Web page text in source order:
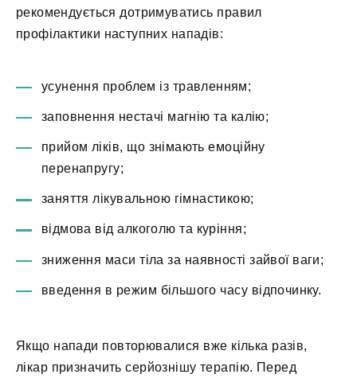
рекомендується дотримуватись правил
профілактики наступних нападів:
усунення проблем із травленням;
заповнення нестачі магнію та калію;
прийом ліків, що знімають емоційну
перенапругу;
заняття лікувальною гімнастикою;
відмова від алкоголю та куріння;
зниження маси тіла за наявності зайвої ваги;
введення в режим більшого часу відпочинку.
Якщо напади повторювалися вже кілька разів,
лікар призначить серйознішу терапію. Перед